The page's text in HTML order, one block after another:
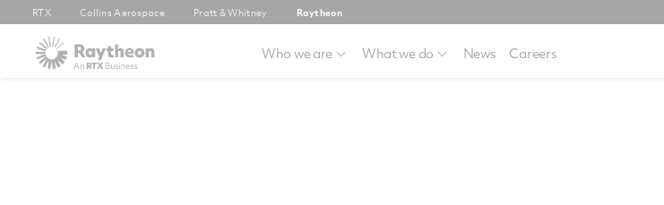
RTX Collins Aerospace Pratt & Whitney Raytheon
Who we are What we do News Careers